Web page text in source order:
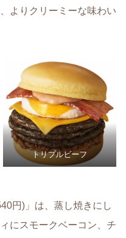
よりクリーミーな味わい
トリプルビーフ
円)」は、蒸し焼きにし
にスモークベーコン、チ